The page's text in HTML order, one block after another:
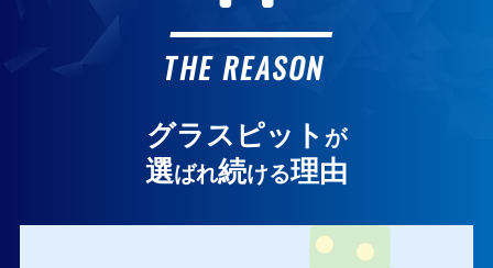
THE REASON
グラスピット が
選ばれ続ける理由